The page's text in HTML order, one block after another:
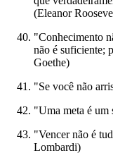
(Eleanor
"Conhecimento
não é suficiente;
Goethe)
"Se você não
"Uma meta é
"Vencer não é
Lombardi)